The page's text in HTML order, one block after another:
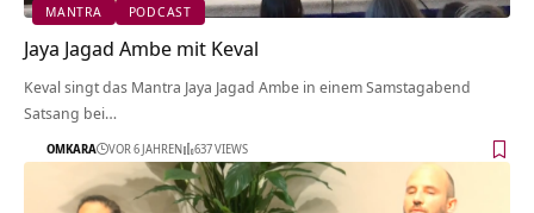
MANTRA PODCAST
Jaya Jagad Ambe mit Keval
Keval singt das Mantra Jaya Jagad Ambe in einem Samstagabend
Satsang bei…
OMKARA VOR 6 JAHREN 637 VIEWS